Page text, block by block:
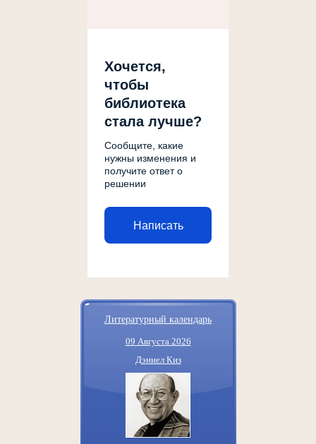
Хочется,
чтобы
библиотека
стала лучше?
Сообщите, какие
нужны изменения и
получите ответ о
решении
Написать
Литературный календарь
09 Августа 2026
Дэниел Киз